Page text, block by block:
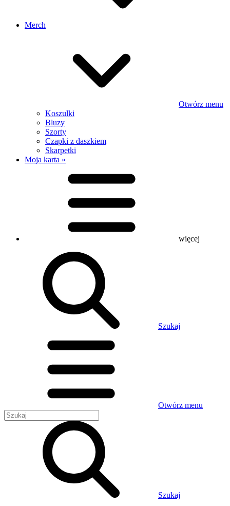
Merch
Otwórz menu
Koszulki
Bluzy
Szorty
Czapki z daszkiem
Skarpetki
Moja karta »
więcej
Szukaj
Otwórz menu
Szukaj